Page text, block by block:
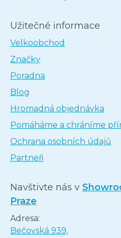
Užitečné informace
Velkoobchod
Značky
Poradna
Blog
Hromadná objednávka
Pomáháme a chráníme
Ochrana osobních údajů
Partneři
Navštivte nás v
Praze
Adresa:
Bečovská 939,